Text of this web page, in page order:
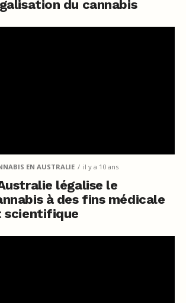
du cannabis
EN AUSTRALIE il y a 10 ans
légalise le
à des fins médicale
scientifique